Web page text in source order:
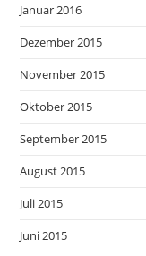
Januar 2016
Dezember 2015
November 2015
Oktober 2015
September 2015
August 2015
Juli 2015
Juni 2015